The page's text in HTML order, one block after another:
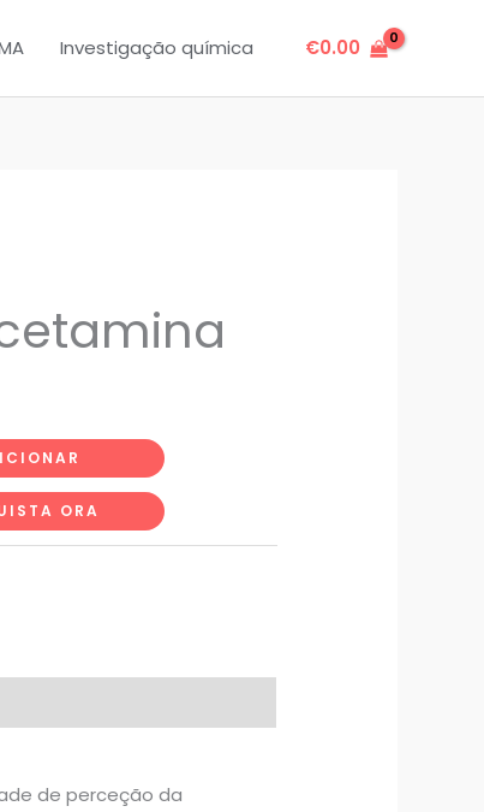
Investigação química €0.00
ORA
de perceção da